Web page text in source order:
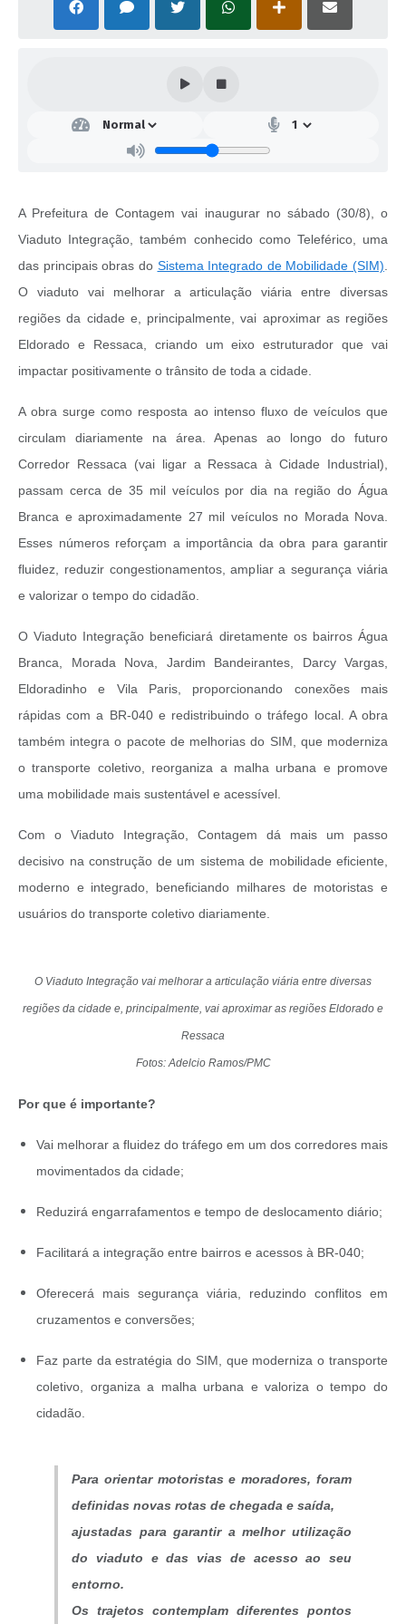
A Prefeitura de Contagem vai inaugurar no sábado (30/8), o
Viaduto Integração, também conhecido como Teleférico, uma
das principais obras do Sistema Integrado de Mobilidade (SIM)
O viaduto vai melhorar a articulação viária entre diversas
regiões da cidade e, principalmente, vai aproximar as regiões
Eldorado e Ressaca, criando um eixo estruturador que vai
impactar positivamente o trânsito de toda a cidade.
A obra surge como resposta ao intenso fluxo de veículos que
circulam diariamente na área. Apenas ao longo do futuro
Corredor Ressaca (vai ligar a Ressaca à Cidade Industrial),
passam cerca de 35 mil veículos por dia na região do Água
Branca e aproximadamente 27 mil veículos no Morada Nova.
Esses números reforçam a importância da obra para garantir
fluidez, reduzir congestionamentos, ampliar a segurança viária
e valorizar o tempo do cidadão.
O Viaduto Integração beneficiará diretamente os bairros Água
Branca, Morada Nova, Jardim Bandeirantes, Darcy Vargas,
Eldoradinho e Vila Paris, proporcionando conexões mais
rápidas com a BR-040 e redistribuindo o tráfego local. A obra
também integra o pacote de melhorias do SIM, que moderniza
o transporte coletivo, reorganiza a malha urbana e promove
uma mobilidade mais sustentável e acessível.
Com o Viaduto Integração, Contagem dá mais um passo
decisivo na construção de um sistema de mobilidade eficiente,
moderno e integrado, beneficiando milhares de motoristas e
usuários do transporte coletivo diariamente.
O Viaduto Integração vai melhorar a articulação viária entre diversas
regiões da cidade e, principalmente, vai aproximar as regiões Eldorado e
Ressaca
Fotos: Adelcio Ramos/PMC
Por que é importante?
Vai melhorar a fluidez do tráfego em um dos corredores mais
movimentados da cidade;
Reduzirá engarrafamentos e tempo de deslocamento diário;
Facilitará a integração entre bairros e acessos à BR-040;
Oferecerá mais segurança viária, reduzindo conflitos em
cruzamentos e conversões;
Faz parte da estratégia do SIM, que moderniza o transporte
coletivo, organiza a malha urbana e valoriza o tempo do
cidadão.
Para orientar motoristas e moradores, foram
definidas novas rotas de chegada e saída,
ajustadas para garantir a melhor utilização
do viaduto e das vias de acesso ao seu
entorno.
Os trajetos contemplam diferentes pontos